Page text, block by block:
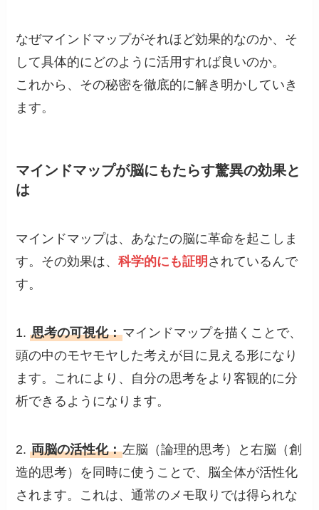
なぜマインドマップがそれほど効果的なのか、そ
して具体的にどのように活用すれば良いのか。
これから、その秘密を徹底的に解き明かしていき
ます。
マインドマップが脳にもたらす驚異の効果と
は
マインドマップは、あなたの脳に革命を起こしま
す。その効果は、科学的にも証明 されているんで
す。
1.思考の可視化：マインドマップを描くことで、
頭の中のモヤモヤした考えが目に見える形になり
ます。これにより、自分の思考をより客観的に分
析できるようになります。
2.両脳の活性化：左脳（論理的思考）と右脳（創
造的思考）を同時に使うことで、脳全体が活性化
されます。これは、通常のメモ取りでは得られな